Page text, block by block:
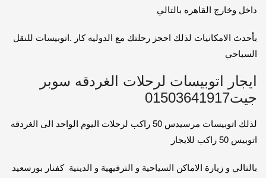
داخل وخارج القاهره بالتالي
بأحدث الامكانيات لذلك احجز رحلتك مع الدوليه كار .اتوبيسات للنقل
السياحي
ايجار اتوبيسات لرحلات الغردقه سوبر
جيت01503641917
لذلك اتوبيسات مرسيدس 50 راكب لرحلات اليوم الواحد الى الغردقه
اتوبيس 50 راكب للايجار
بالتالي و زيارة الاماكن السياحية و الترفيهية و الدينية كفنار بورسعيد